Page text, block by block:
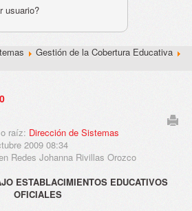
usuario?
Gestión de la Cobertura Educativa
raíz: Dirección de Sistemas
2009 08:34
Redes Johanna Rivillas Orozco
ESTABLACIMIENTOS EDUCATIVOS
OFICIALES